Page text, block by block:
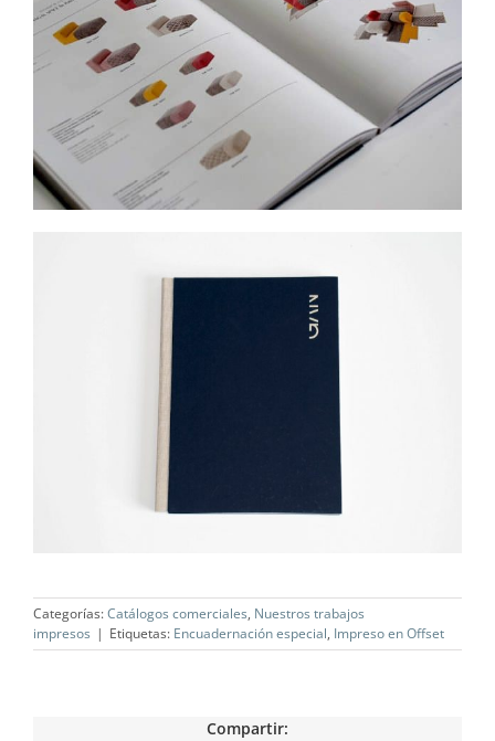
Categorías:Catálogos comerciales, Nuestros trabajos
impresos | Etiquetas: Encuadernación especial, Impreso en Offset
Compartir: